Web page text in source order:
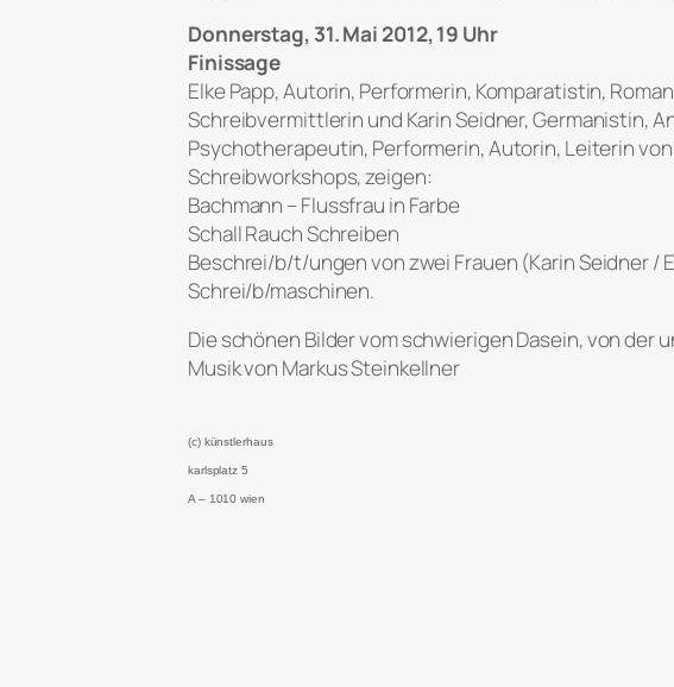
Donnerstag, 31. Mai 2012, 19 Uhr
Finissage
Elke Papp, Autorin, Performerin, Komparatistin,
Schreibvermittlerin und Karin Seidner, Germanistin,
Psychotherapeutin, Performerin, Autorin, Leiterin
Schreibworkshops, zeigen:
Bachmann – Flussfrau in Farbe
Schall Rauch Schreiben
Beschrei/b/t/ungen von zwei Frauen (Karin Seidner /
Schrei/b/maschinen.
Die schönen Bilder vom schwierigen Dasein, von der
Musik von Markus Steinkellner
(c) künstlerhaus
karlsplatz 5
A – 1010 wien